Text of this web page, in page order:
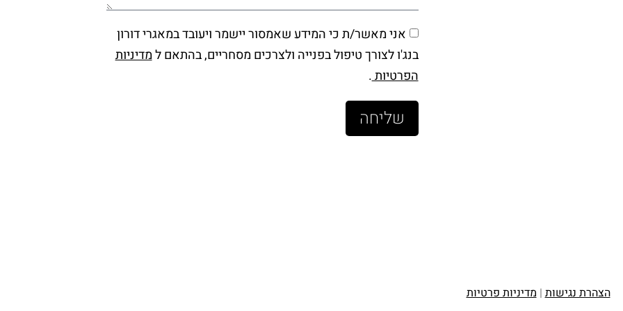
אני מאשר/ת כי המידע שאמסור יישמר ויעובד במאגרי דורון
בנג'ו לצורך טיפול בפנייה ולצרכים מסחריים, בהתאם למדיניות
הפרטיות.
שליחה
הצהרת נגישות | מדיניות פרטיות